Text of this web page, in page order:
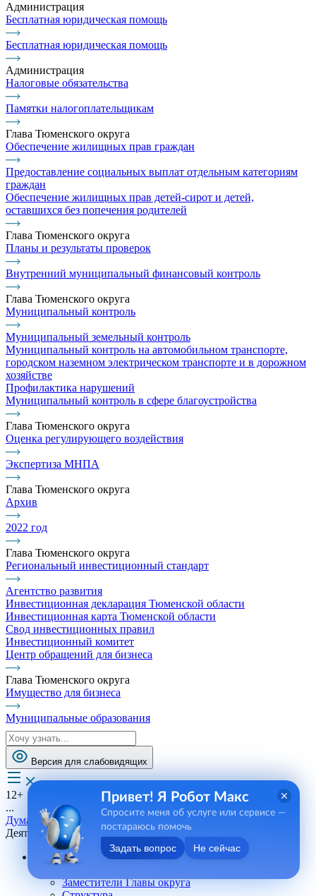
Администрация
Бесплатная юридическая помощь
Бесплатная юридическая помощь
Администрация
Налоговые обязательства
Памятки налогоплательщикам
Глава Тюменского округа
Обеспечение жилищных прав граждан
Предоставление социальных выплат отдельным категориям
граждан
Обеспечение жилищных прав детей-сирот и детей,
оставшихся без попечения родителей
Глава Тюменского округа
Планы и результаты проверок
Внутренний муниципальный финансовый контроль
Глава Тюменского округа
Муниципальный контроль
Муниципальный земельный контроль
Муниципальный контроль на автомобильном транспорте,
городском наземном электрическом транспорте и в дорожном
хозяйстве
Профилактика нарушений
Муниципальный контроль в сфере благоустройства
Глава Тюменского округа
Оценка регулирующего воздействия
Экспертиза МНПА
Глава Тюменского округа
Архив
2022 год
Глава Тюменского округа
Региональный инвестиционный стандарт
Агентство развития
Инвестиционная декларация Тюменской области
Инвестиционная карта Тюменской области
Свод инвестиционных правил
Инвестиционный комитет
Центр обращений для бизнеса
Глава Тюменского округа
Имущество для бизнеса
Муниципальные образования
Версия для слабовидящих
12+
...
Дума
Деятельность
Администрация
Заместители Главы округа
Привет! Я Робот Макс
Спросите меня об услуге или сервисе —
постараюсь помочь
Задать вопрос Не сейчас